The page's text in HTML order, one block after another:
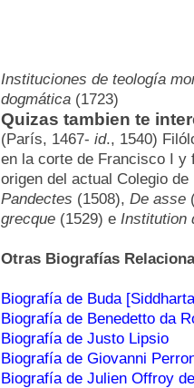
Instituciones de teología
dogmática (1723)
Quizas tambien te
(París, 1467- id., 1540)
en la corte de Francisco I y
origen del actual Colegio
Pandectes (1508), De asse
grecque (1529) e Institution
Otras Biografías
Biografía de Buda
Biografía de Benedetto da
Biografía de Justo Lipsio
Biografía de Giovanni
Biografía de Julien Offroy